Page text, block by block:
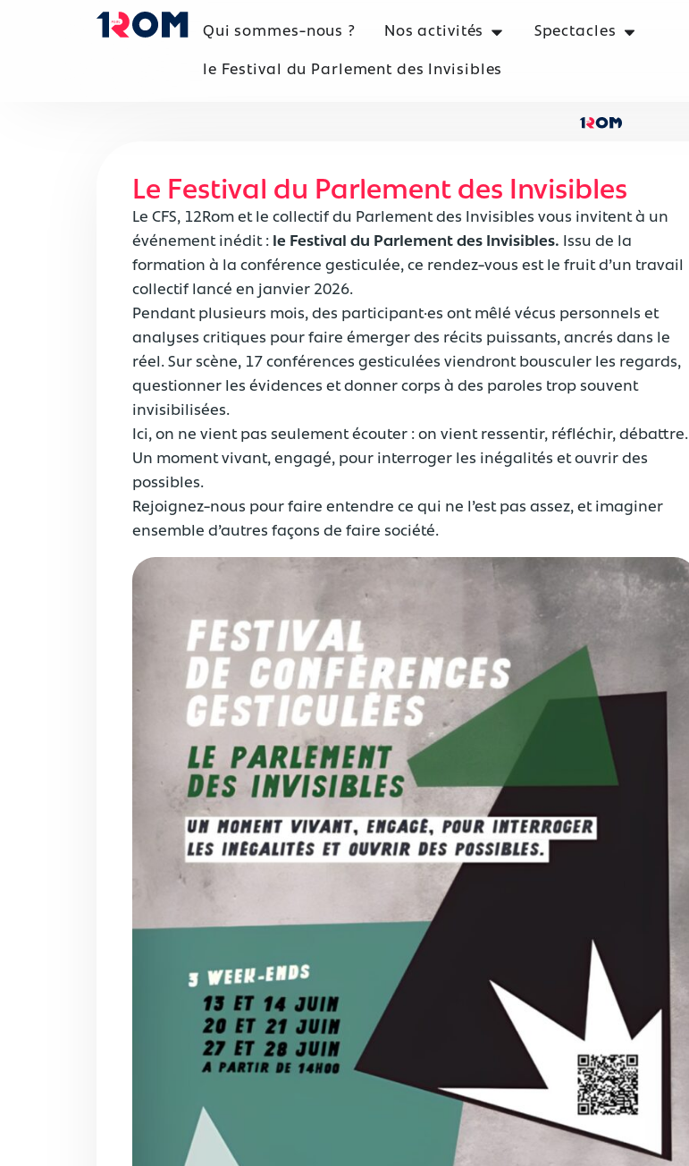
Qui sommes-nous ? Nos activités Spectacles
le Festival du Parlement des Invisibles​
Le Festival du Parlement des Invisibles
Le CFS, 12Rom et le collectif du Parlement des Invisibles vous invitent à un
événement inédit : le Festival du Parlement des Invisibles. Issu de la
formation à la conférence gesticulée, ce rendez-vous est le fruit d’un travail
collectif lancé en janvier 2026.
Pendant plusieurs mois, des participant·es ont mêlé vécus personnels et
analyses critiques pour faire émerger des récits puissants, ancrés dans le
réel. Sur scène, 17 conférences gesticulées viendront bousculer les regards,
questionner les évidences et donner corps à des paroles trop souvent
invisibilisées.
Ici, on ne vient pas seulement écouter : on vient ressentir, réfléchir, débattre.
Un moment vivant, engagé, pour interroger les inégalités et ouvrir des
possibles.
Rejoignez-nous pour faire entendre ce qui ne l’est pas assez, et imaginer
ensemble d’autres façons de faire société.